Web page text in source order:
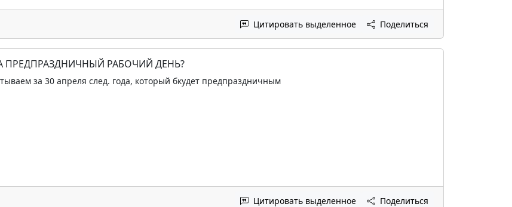
Цитировать выделенное Поделиться
ПРЕДПРАЗДНИЧНЫЙ РАБОЧИЙ ДЕНЬ?
за 30 апреля след. года, который бкудет предпраздничным
Цитировать выделенное Поделиться